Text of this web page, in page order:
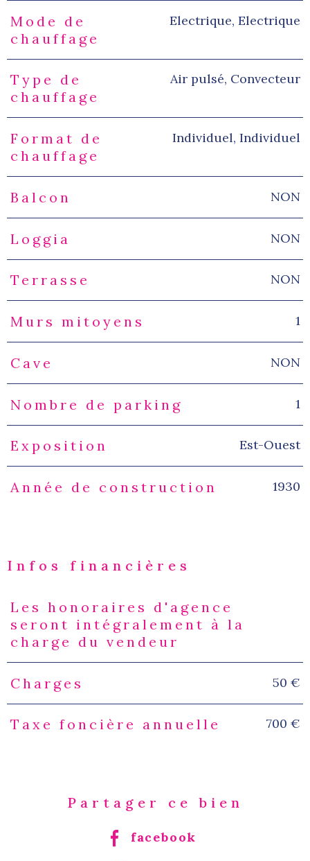
Mode de
chauffage
Electrique, Electrique
Type de
chauffage
Air pulsé, Convecteur
Format de
chauffage
Individuel, Individuel
Balcon NON
Loggia NON
Terrasse NON
Murs mitoyens 1
Cave NON
Nombre de parking 1
Exposition Est-Ouest
Année de construction 1930
Infos financières
Caractéristiques Valeurs
Les honoraires d'agence
seront intégralement à la
charge du vendeur
Charges 50 €
Taxe foncière annuelle 700 €
Partager ce bien
facebook